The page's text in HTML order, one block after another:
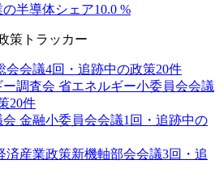
の半導体シェア10.0 %
策トラッカー
会会議4回・追跡中の政策20件
調査会 省エネルギー小委員会会議
20件
金融小委員会会議1 回・追跡中の
済産業政策新機軸部会会議3回・追